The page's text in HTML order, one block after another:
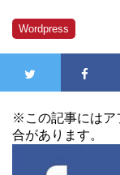
Wordpress
※この記事にはア
合があります。